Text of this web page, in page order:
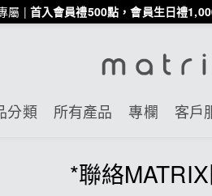
屬 | 首入會員禮500點，會員生日禮
分類 所有產品 專欄 客戶
*聯絡